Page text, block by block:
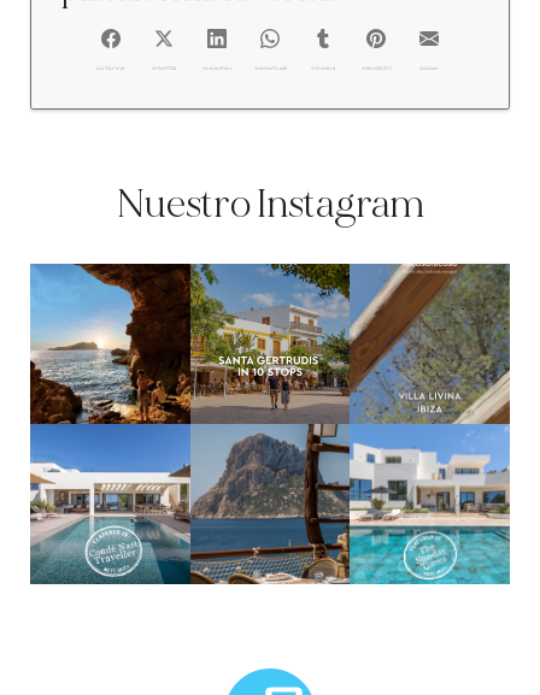
FACEBOOK @TWITTER @LINKEDIN @WHATSAPP @TUMBLR @PINTEREST @EMAIL
Nuestro Instagram